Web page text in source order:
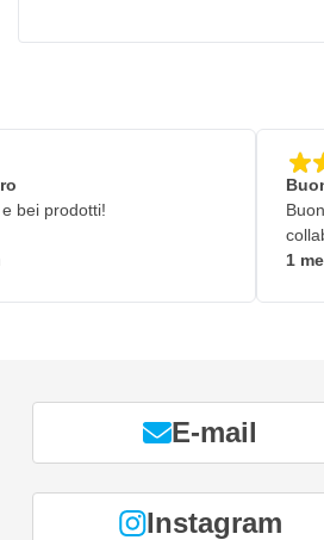
bei prodotti!
1
E-mail
Instagram